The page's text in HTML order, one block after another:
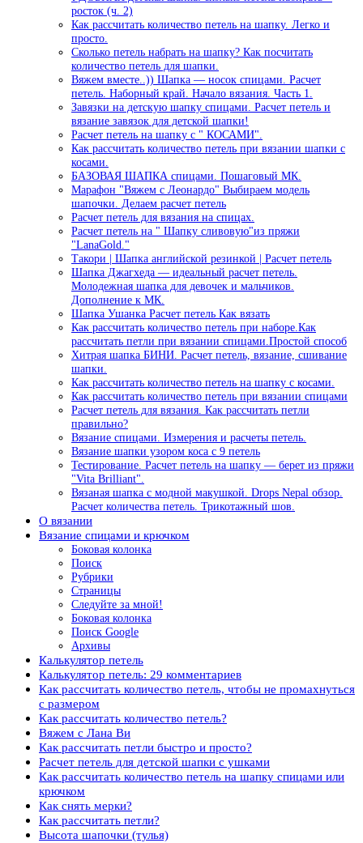
росток (ч. 2)
Как рассчитать количество петель на шапку. Легко и
просто.
Сколько петель набрать на шапку? Как посчитать
количество петель для шапки.
Вяжем вместе..)) Шапка — носок спицами. Расчет
петель. Наборный край. Начало вязания. Часть 1.
Завязки на детскую шапку спицами. Расчет петель и
вязание завязок для детской шапки!
Расчет петель на шапку с " КОСАМИ".
Как рассчитать количество петель при вязании шапки с
косами.
БАЗОВАЯ ШАПКА спицами. Пошаговый МК.
Марафон "Вяжем с Леонардо" Выбираем модель
шапочки. Делаем расчет петель
Расчет петель для вязания на спицах.
Расчет петель на " Шапку сливовую"из пряжи
"LanaGold."
Такори | Шапка английской резинкой | Расчет петель
Шапка Джагхеда — идеальный расчет петель.
Молодежная шапка для девочек и мальчиков.
Дополнение к МК.
Шапка Ушанка Расчет петель Как вязать
Как рассчитать количество петель при наборе.Как
рассчитать петли при вязании спицами.Простой способ
Хитрая шапка БИНИ. Расчет петель, вязание, сшивание
шапки.
Как рассчитать количество петель на шапку с косами.
Как рассчитать количество петель при вязании спицами
Расчет петель для вязания. Как рассчитать петли
правильно?
Вязание спицами. Измерения и расчеты петель.
Вязание шапки узором коса с 9 петель
Тестирование. Расчет петель на шапку — берет из пряжи
"Vita Brilliant".
Вязаная шапка с модной макушкой. Drops Nepal обзор.
Расчет количества петель. Трикотажный шов.
О вязании
Вязание спицами и крючком
Боковая колонка
Поиск
Рубрики
Страницы
Следуйте за мной!
Боковая колонка
Поиск Google
Архивы
Калькулятор петель
Калькулятор петель: 29 комментариев
Как рассчитать количество петель, чтобы не промахнуться
с размером
Как рассчитать количество петель?
Вяжем с Лана Ви
Как рассчитать петли быстро и просто?
Расчет петель для детской шапки с ушками
Как рассчитать количество петель на шапку спицами или
крючком
Как снять мерки?
Как рассчитать петли?
Высота шапочки (тулья)